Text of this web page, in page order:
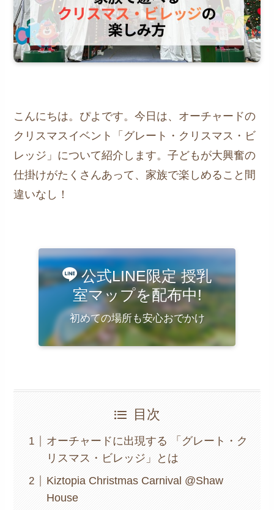
こんにちは。ぴよです。今日は、オーチャードの
クリスマスイベント「グレート・クリスマス・ビ
レッジ」について紹介します。子どもが大興奮の
仕掛けがたくさんあって、家族で楽しめること間
違いなし！
公式LINE限定 授乳
室マップを配布中!
初めての場所も安心おでかけ
目次
オーチャードに出現する 「グレート・ク
リスマス・ビレッジ」とは
Kiztopia Christmas Carnival @Shaw
House